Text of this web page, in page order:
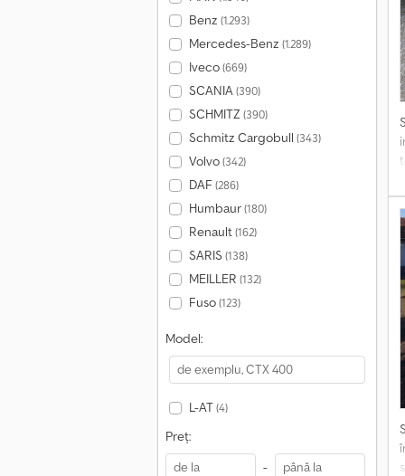
Benz (1.293)
Mercedes-Benz (1.289)
Iveco(669)
SCANIA(390)
SCHMITZ(390)
Schmitz Cargobull (343)
Volvo(342)
DAF (286)
Humbaur(180)
Renault(162)
SARIS (138)
MEILLER (132)
Fuso(123)
Model:
L-AT(4)
Preț:
-